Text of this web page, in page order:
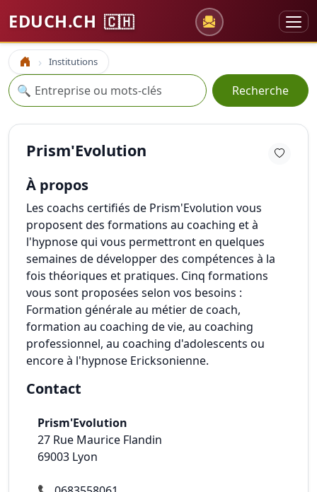
EDUCH.CH 🇨🇭
Accueil Institutions
Recherche
🔍 Recherche
Prism'Evolution
À propos
Les coachs certifiés de Prism'Evolution vous
proposent des formations au coaching et à
l'hypnose qui vous permettront en quelques
semaines de développer des compétences à la
fois théoriques et pratiques. Cinq formations
vous sont proposées selon vos besoins :
Formation générale au métier de coach,
formation au coaching de vie, au coaching
professionnel, au coaching d'adolescents ou
encore à l'hypnose Ericksonienne.
Contact
Prism'Evolution
27 Rue Maurice Flandin
69003 Lyon